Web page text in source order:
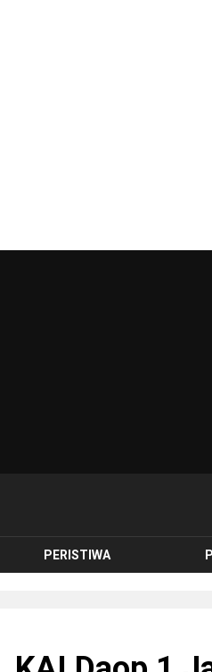
PERISTIWA